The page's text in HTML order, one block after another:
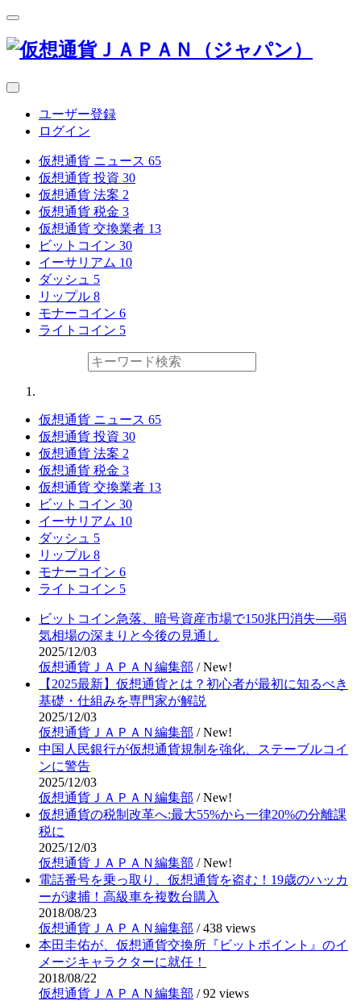
ユーザー登録
ログイン
仮想通貨 ニュース 65
仮想通貨 投資 30
仮想通貨 法案 2
仮想通貨 税金 3
仮想通貨 交換業者 13
ビットコイン 30
イーサリアム 10
ダッシュ 5
リップル 8
モナーコイン 6
ライトコイン 5
仮想通貨 ニュース 65
仮想通貨 投資 30
仮想通貨 法案 2
仮想通貨 税金 3
仮想通貨 交換業者 13
ビットコイン 30
イーサリアム 10
ダッシュ 5
リップル 8
モナーコイン 6
ライトコイン 5
ビットコイン急落、暗号資産市場で150兆円消失──弱
気相場の深まりと今後の見通し
2025/12/03
仮想通貨ＪＡＰＡＮ編集部 /New!
【2025最新】仮想通貨とは？初心者が最初に知るべき
基礎・仕組みを専門家が解説
2025/12/03
仮想通貨ＪＡＰＡＮ編集部 /New!
中国人民銀行が仮想通貨規制を強化、ステーブルコイ
ンに警告
2025/12/03
仮想通貨ＪＡＰＡＮ編集部 /New!
仮想通貨の税制改革へ:最大55%から一律20%の分離課
税に
2025/12/03
仮想通貨ＪＡＰＡＮ編集部 /New!
電話番号を乗っ取り、仮想通貨を盗む！19歳のハッカ
ーが逮捕！高級車を複数台購入
2018/08/23
仮想通貨ＪＡＰＡＮ編集部 /438 views
本田圭佑が、仮想通貨交換所『ビットポイント』のイ
メージキャラクターに就任！
2018/08/22
仮想通貨ＪＡＰＡＮ編集部 /92 views